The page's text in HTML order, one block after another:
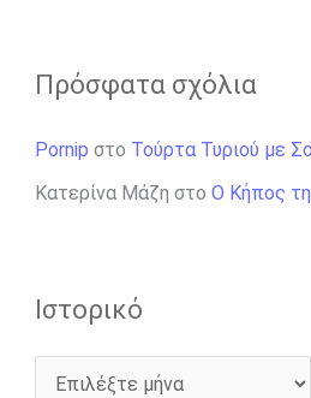
Πρόσφατα σχόλια
Pornip στο Τούρτα Τυριού με
Κατερίνα Μάζη στο Ο Κήπος
Ιστορικό